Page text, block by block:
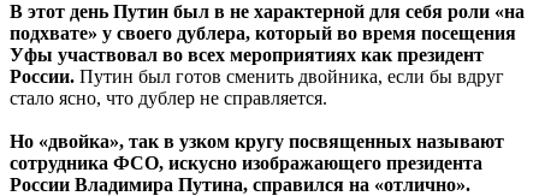
В этот день Путин был в не характерной для себя роли «на
подхвате» у своего дублера, который во время посещения
Уфы участвовал во всех мероприятиях как президент
России. Путин был готов сменить двойника, если бы вдруг
стало ясно, что дублер не справляется.
Но «двойка», так в узком кругу посвященных называют
сотрудника ФСО, искусно изображающего президента
России Владимира Путина, справился на «отлично».